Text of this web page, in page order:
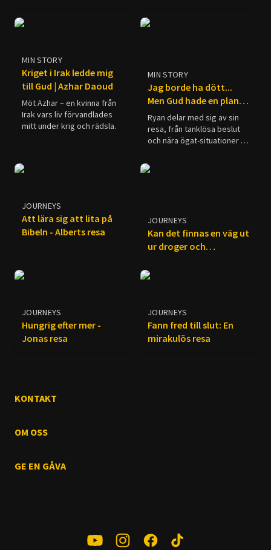
MIN STORY
Kriget i Irak ledde mig
till Gud | Azhar Daoud
Möt Azhar – en kvinna från
Irak vars liv förvandlades
mitt under krig och rädsla.
MIN STORY
Jag borde ha dött...
Men Gud hade en plan |
Ryan Mitchell
Ryan delar med sig av sin
resa, från tanklösa beslut
och nära ögat-situationer till
verkligen handlar om. Om
du någonsin har ifrågasatt
något mer, kanske hans
berättelse tilltalar dig.
JOURNEYS
Att lära sig att lita på
Bibeln - Alberts resa
JOURNEYS
Kan det finnas en väg ut
ur droger och
resa
JOURNEYS
Hungrig efter mer -
Jonas resa
JOURNEYS
Fann fred till slut: En
mirakulös resa
KONTAKT
OM OSS
GE EN GÅVA